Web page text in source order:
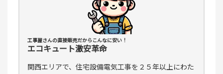
工事屋さんの直接販売だからこんなに安い！
エコキュート激安革命
関西エリアで、住宅設備電気工事を２５年以上にわた